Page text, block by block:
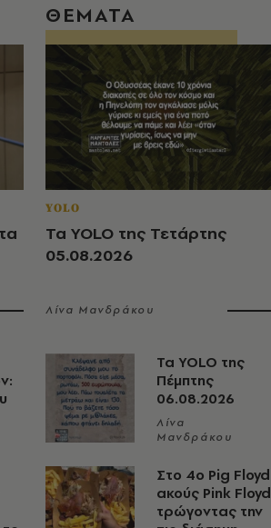
ΘΕΜΑΤΑ
YOLO
Τα YOLO της Τετάρτης
05.08.2026
Λίνα Μανδράκου
Τα YOLO της
Πέμπτης
06.08.2026
Λίνα
Μανδράκου
Στο 4ο Pig Floyd
ακούς Pink Floyd
τρώγοντας την